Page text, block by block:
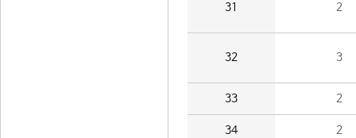
31 2
32 3
33 2
34 2